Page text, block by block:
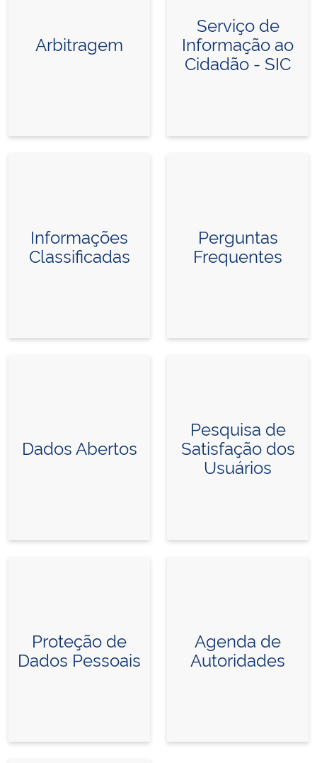
Arbitragem
Serviço de
Informação ao
Cidadão - SIC
Informações
Classificadas
Perguntas
Frequentes
Dados Abertos
Pesquisa de
Satisfação dos
Usuários
Proteção de
Dados Pessoais
Agenda de
Autoridades